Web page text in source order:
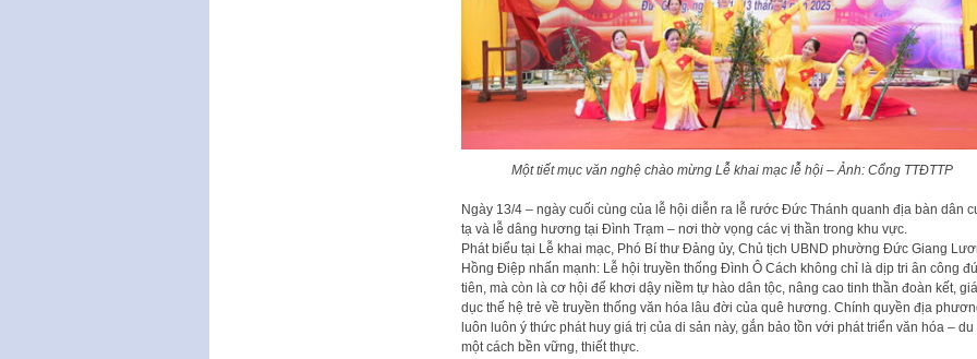
Một tiết mục văn nghệ chào mừng Lễ khai mạc lễ hội – Ảnh: Cổng TTĐTTP
Ngày 13/4 – ngày cuối cùng của lễ hội diễn ra lễ rước Đức Thánh quanh địa bàn dân
tạ và lễ dâng hương tại Đình Trạm – nơi thờ vọng các vị thần trong khu vực.
Phát biểu tại Lễ khai mạc, Phó Bí thư Đảng ủy, Chủ tịch UBND phường Đức Giang
Hồng Điệp nhấn mạnh: Lễ hội truyền thống Đình Ô Cách không chỉ là dịp tri ân công
tiên, mà còn là cơ hội để khơi dậy niềm tự hào dân tộc, nâng cao tinh thần đoàn kết,
dục thế hệ trẻ về truyền thống văn hóa lâu đời của quê hương. Chính quyền địa
luôn luôn ý thức phát huy giá trị của di sản này, gắn bảo tồn với phát triển văn hóa – du
một cách bền vững, thiết thực.